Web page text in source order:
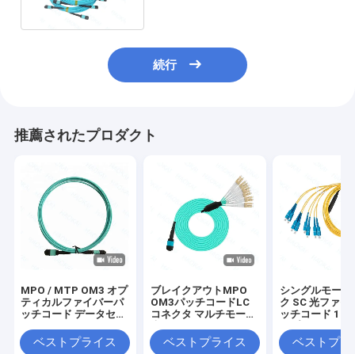
続行
推薦されたプロダクト
MPO / MTP OM3 オプ
ティカルファイバーパ
ッチコード データセン
ードアセンブリ
ベストプライス
ブレイクアウトMPO
OM3パッチコードLC
コネクタ マルチモード
ーブル
ベストプライス
シングルモード
ク SC 光ファイ
ッチコード 12
ベストプラ